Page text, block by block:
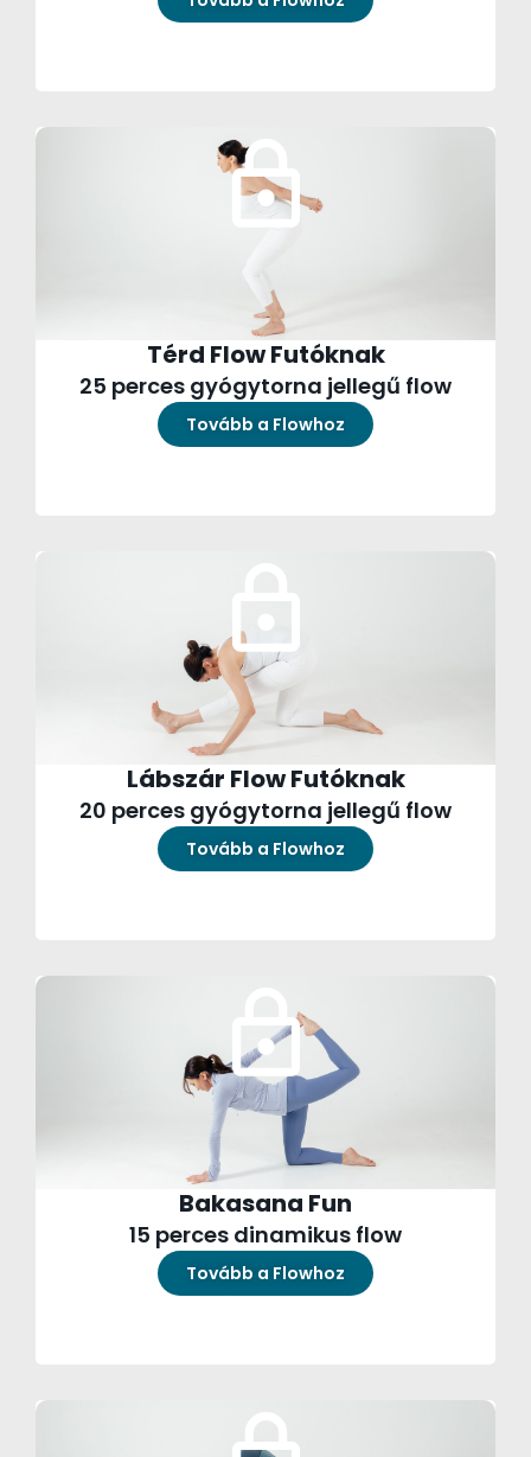
Térd Flow Futóknak
25 perces gyógytorna jellegű flow
Tovább a Flowhoz
Lábszár Flow Futóknak
20 perces gyógytorna jellegű flow
Tovább a Flowhoz
Bakasana Fun
15 perces dinamikus flow
Tovább a Flowhoz